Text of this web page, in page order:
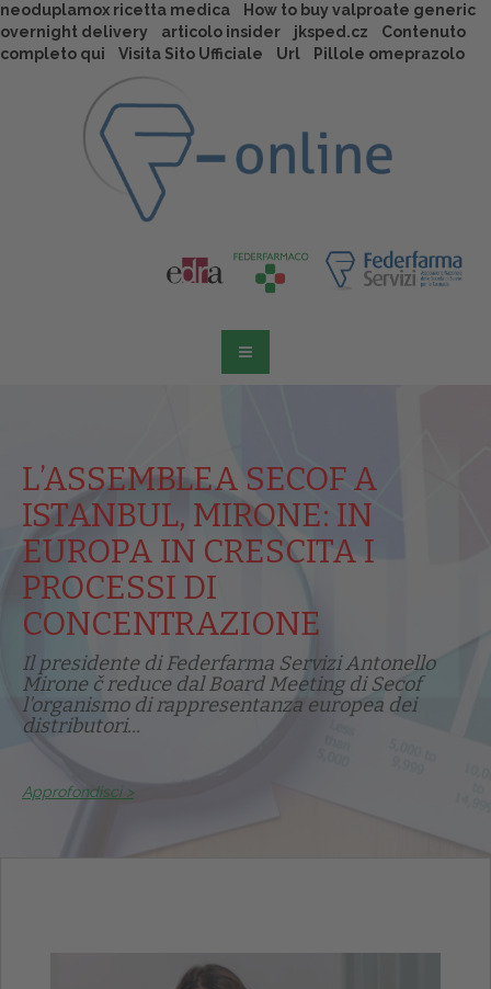
neoduplamox ricetta medica
How to buy valproate generic
overnight delivery
articolo insider jksped.cz
Contenuto
completo qui
Visita Sito Ufficiale Url Pillole omeprazolo
L’ASSEMBLEA SECOF A
ISTANBUL, MIRONE: IN
EUROPA IN CRESCITA I
PROCESSI DI
CONCENTRAZIONE
Il presidente di Federfarma Servizi Antonello
Mirone č reduce dal Board Meeting di Secof
l'organismo di rappresentanza europea dei
distributori...
Approfondisci >